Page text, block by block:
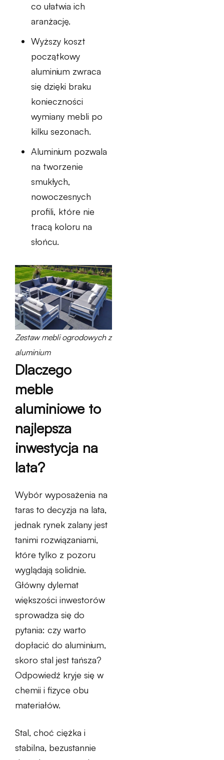
co ułatwia ich
aranżację.
Wyższy koszt
początkowy
aluminium zwraca
się dzięki braku
konieczności
wymiany mebli po
kilku sezonach.
Aluminium pozwala
na tworzenie
smukłych,
nowoczesnych
profili, które nie
tracą koloru na
słońcu.
Zestaw mebli ogrodowych z
aluminium
Dlaczego
meble
aluminiowe to
najlepsza
inwestycja na
lata?
Wybór wyposażenia na
taras to decyzja na lata,
jednak rynek zalany jest
tanimi rozwiązaniami,
które tylko z pozoru
wyglądają solidnie.
Główny dylemat
większości inwestorów
sprowadza się do
pytania: czy warto
dopłacić do aluminium,
skoro stal jest tańsza?
Odpowiedź kryje się w
chemii i fizyce obu
materiałów.
Stal, choć ciężka i
stabilna, bezustannie